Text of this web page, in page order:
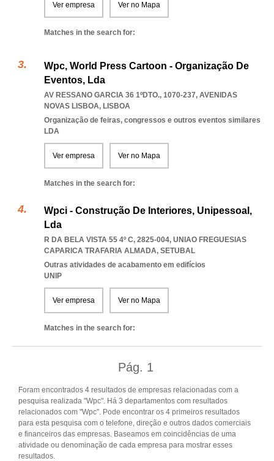
Ver empresa Ver no Mapa
Matches in the search for:
Wpc, World Press Cartoon - Organização De
Eventos, Lda
AV RESSANO GARCIA 36 1ºDTO., 1070-237, AVENIDAS
NOVAS LISBOA, LISBOA
Organização de feiras, congressos e outros eventos similares
LDA
Ver empresa Ver no Mapa
Matches in the search for:
Wpci - Construção De Interiores, Unipessoal,
Lda
R DA BELA VISTA 55 4º C, 2825-004, UNIAO FREGUESIAS
CAPARICA TRAFARIA ALMADA, SETUBAL
Outras atividades de acabamento em edifícios
UNIP
Ver empresa Ver no Mapa
Matches in the search for:
Pág. 1
Foram encontrados 4 resultados de empresas relacionadas com a
pesquisa realizada "Wpc". Há 3 departamentos com resultados
relacionados com "Wpc". Pode encontrar os 4 primeiros resultados
para esta pesquisa com o telefone, direção e outros dados comerciais
e financeiros das empresas. Baseamos em coincidências de uma
atividade ou denominação de cada empresa para mostrar esses
resultados.